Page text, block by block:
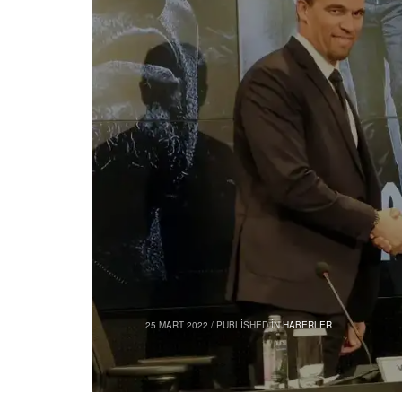
25 MART 2022 / PUBLISHED IN HABERLER